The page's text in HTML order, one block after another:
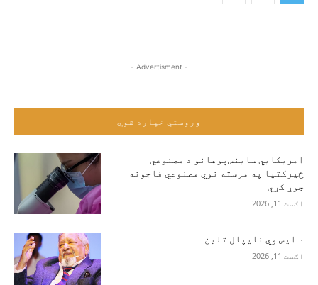
- Advertisment -
وروستي خپاره شوي
امریکايي ساینس‌پوهانو د مصنوعي
ځیرکتیا په مرسته نوي مصنوعي فاجونه
جوړ کړي
اګست 11, 2026
د ایس وي نایپال تلین
اګست 11, 2026